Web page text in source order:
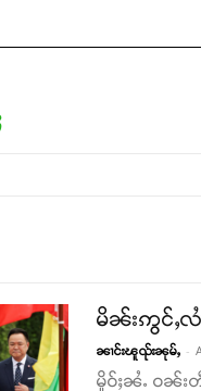
မိၼ်းဢွင်ႇ
ၼၢင်းၽူၺ်းၼုမ်ႇ -
မိူဝ်ႈၼႆႉ ဝၼ်း